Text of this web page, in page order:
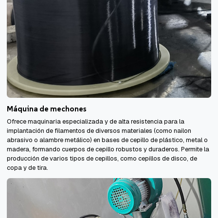
Máquina de mechones
Ofrece maquinaria especializada y de alta resistencia para la
implantación de filamentos de diversos materiales (como nailon
abrasivo o alambre metálico) en bases de cepillo de plástico, metal o
madera, formando cuerpos de cepillo robustos y duraderos. Permite la
producción de varios tipos de cepillos, como cepillos de disco, de
copa y de tira.